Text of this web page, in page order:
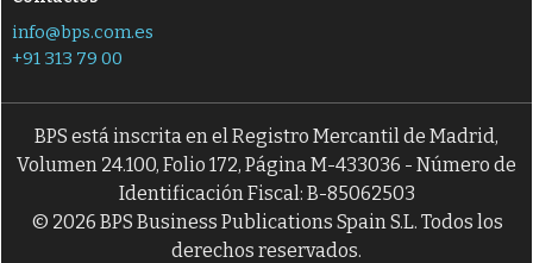
info@bps.com.es
+91 313 79 00
BPS está inscrita en el Registro Mercantil de Madrid,
Volumen 24.100, Folio 172, Página M-433036 - Número de
Identificación Fiscal: B-85062503
© 2026 BPS Business Publications Spain S.L. Todos los
derechos reservados.